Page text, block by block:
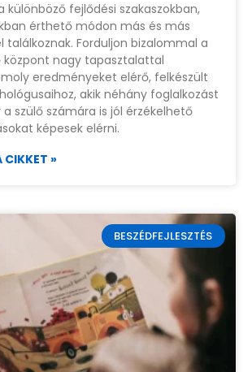
különböző fejlődési szakaszokban,
érthető módon más és más
találkoznak. Forduljon bizalommal a
központ nagy tapasztalattal
eredményeket elérő, felkészült
akik néhány foglalkozást
szülő számára is jól érzékelhető
képesek elérni.
CIKKET »
BESZÉDFEJLESZTÉS